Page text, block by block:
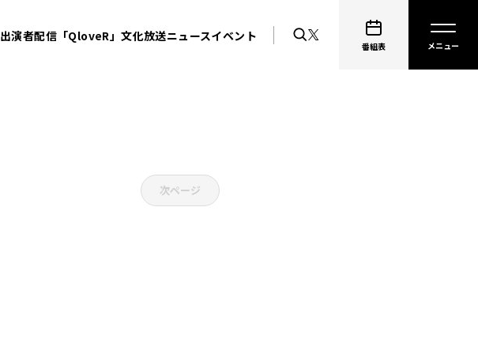
出演者配信「QloveR」文化放送ニュースイベント
番組表
次ページ